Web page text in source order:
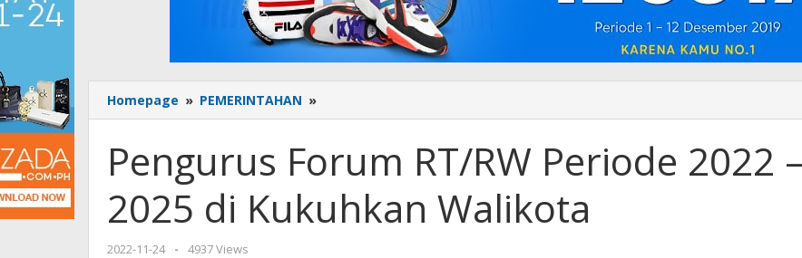
Homepage » PEMERINTAHAN »
Forum
Periode
2022
2025
Pengurus Forum RT/RW Periode 2022 –
2025 di Kukuhkan Walikota
2022-11-24
by
-
4937 Views